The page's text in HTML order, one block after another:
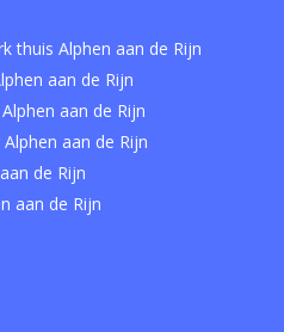
thuis Alphen aan de Rijn
aan de Rijn
aan de Rijn
aan de Rijn
de Rijn
aan de Rijn